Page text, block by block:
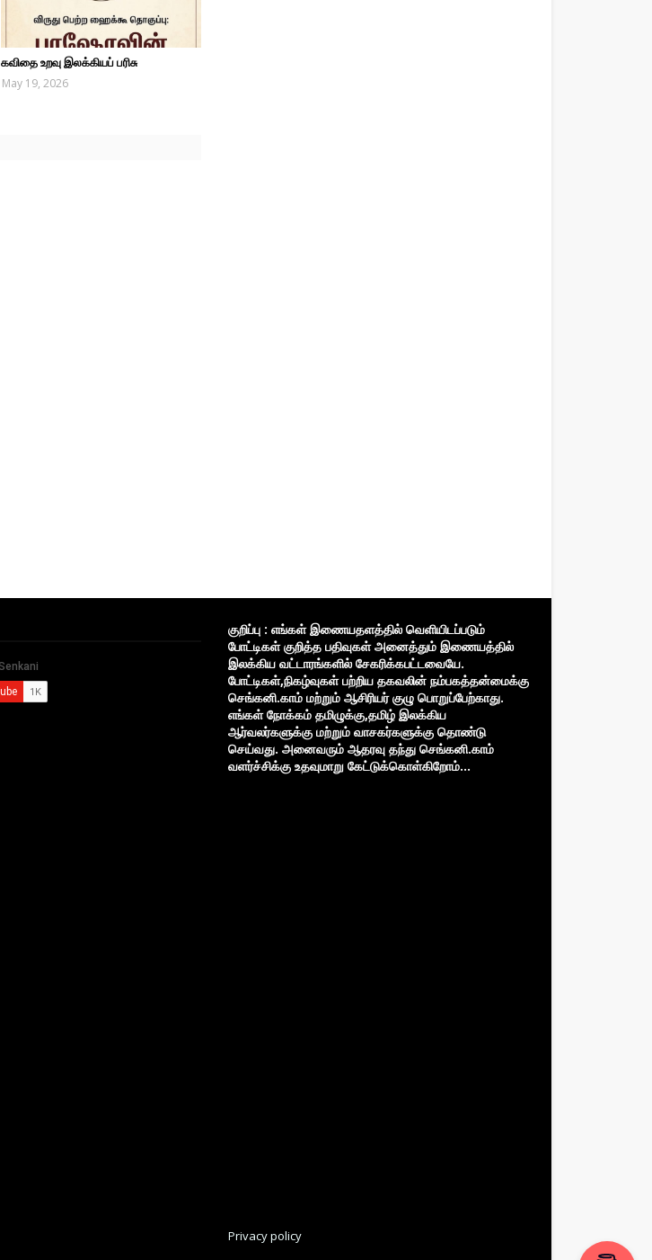
கவிதை உறவு இலக்கியப் பரிசு
May 19, 2026
குறிப்பு : எங்கள் இணையதளத்தில் வெளியிடப்படும்
போட்டிகள் குறித்த பதிவுகள் அனைத்தும் இணையத்தில்
இலக்கிய வட்டாரங்களில் சேகரிக்கபட்டவையே.
போட்டிகள்,நிகழ்வுகள் பற்றிய தகவலின் நம்பகத்தன்மைக்கு
செங்கனி.காம் மற்றும் ஆசிரியர் குழு பொறுப்பேற்காது.
எங்கள் நோக்கம் தமிழுக்கு,தமிழ் இலக்கிய
ஆர்வலர்களுக்கு மற்றும் வாசகர்களுக்கு தொண்டு
செய்வது. அனைவரும் ஆதரவு தந்து செங்கனி.காம்
வளர்ச்சிக்கு உதவுமாறு கேட்டுக்கொள்கிறோம்...
Privacy policy